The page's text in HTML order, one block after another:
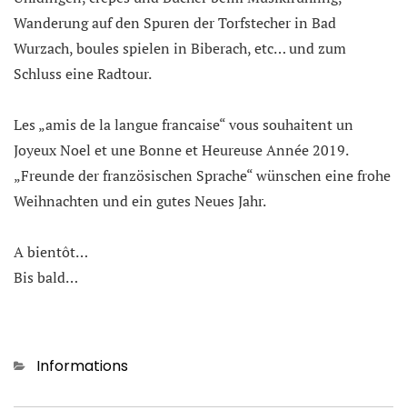
Wanderung auf den Spuren der Torfstecher in Bad
Wurzach, boules spielen in Biberach, etc… und zum
Schluss eine Radtour.
Les „amis de la langue francaise“ vous souhaitent un
Joyeux Noel et une Bonne et Heureuse Année 2019.
„Freunde der französischen Sprache“ wünschen eine frohe
Weihnachten und ein gutes Neues Jahr.
A bientôt…
Bis bald…
Kategorien
Informations